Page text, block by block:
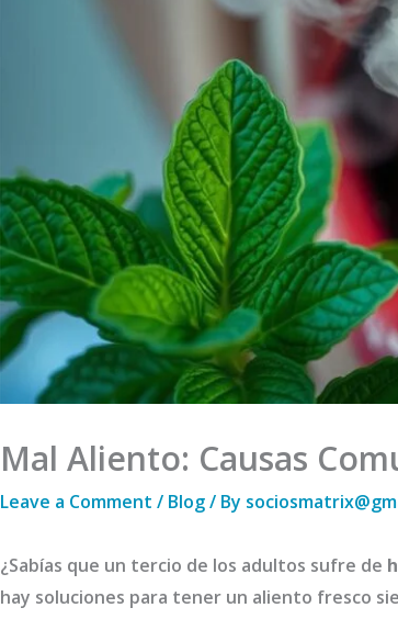
Mal Aliento: Causas
Leave a Comment / Blog/ By
¿Sabías que un tercio de los adultos sufre de
hay soluciones para tener un aliento fresco